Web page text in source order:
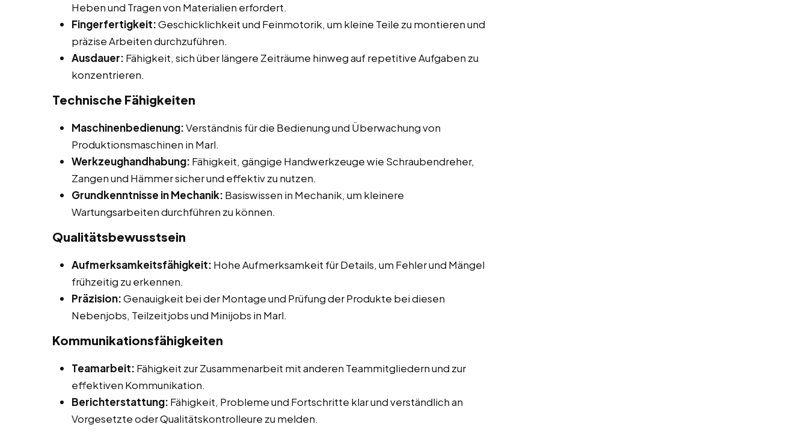
Heben und Tragen von Materialien erfordert.
Fingerfertigkeit:Geschicklichkeit und Feinmotorik, um kleine Teile zu montieren und
präzise Arbeiten durchzuführen.
Ausdauer: Fähigkeit, sich über längere Zeiträume hinweg auf repetitive Aufgaben zu
konzentrieren.
Technische Fähigkeiten
Maschinenbedienung:Verständnis für die Bedienung und Überwachung von
Produktionsmaschinen in Marl.
Werkzeughandhabung: Fähigkeit, gängige Handwerkzeuge wie Schraubendreher,
Zangen und Hämmer sicher und effektiv zu nutzen.
Grundkenntnisse in Mechanik: Basiswissen in Mechanik, um kleinere
Wartungsarbeiten durchführen zu können.
Qualitätsbewusstsein
Aufmerksamkeitsfähigkeit: Hohe Aufmerksamkeit für Details, um Fehler und Mängel
frühzeitig zu erkennen.
Präzision:Genauigkeit bei der Montage und Prüfung der Produkte bei diesen
Nebenjobs, Teilzeitjobs und Minijobs in Marl.
Kommunikationsfähigkeiten
Teamarbeit: Fähigkeit zur Zusammenarbeit mit anderen Teammitgliedern und zur
effektiven Kommunikation.
Berichterstattung: Fähigkeit, Probleme und Fortschritte klar und verständlich an
Vorgesetzte oder Qualitätskontrolleure zu melden.